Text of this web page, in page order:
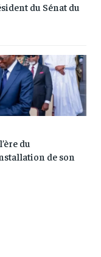
du Sénat du
du
de son